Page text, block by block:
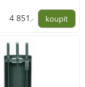
4 851 ,-